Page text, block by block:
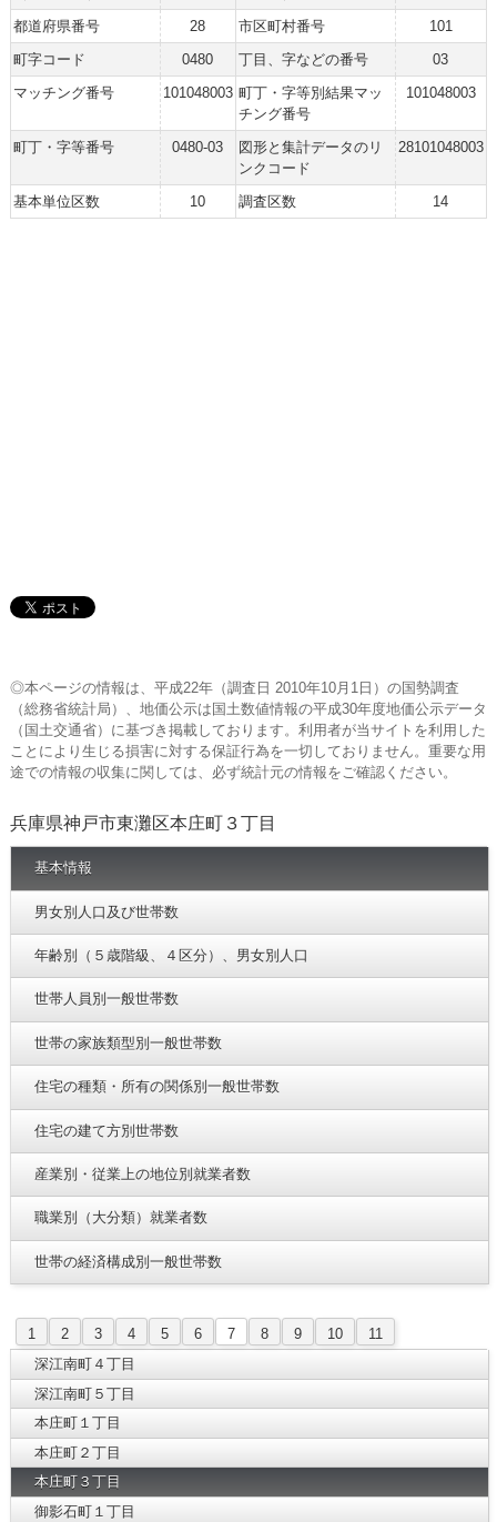
都道府県番号
28 市区町村番号
101
町字コード
0480 丁目、字などの番号
03
マッチング番号
101048003 町丁・字等別結果マッ
チング番号
101048003
町丁・字等番号 0480-03
図形と集計データのリ
ンクコード
28101048003
基本単位区数 10 調査区数 14
◎本ページの情報は、平成22年（調査日 2010年10月1日）の国勢調査
（総務省統計局）、地価公示は国土数値情報の平成30年度地価公示データ
（国土交通省）に基づき掲載しております。利用者が当サイトを利用した
ことにより生じる損害に対する保証行為を一切しておりません。重要な用
途での情報の収集に関しては、必ず統計元の情報をご確認ください。
兵庫県神戸市東灘区本庄町３丁目
基本情報
男女別人口及び世帯数
年齢別（５歳階級、４区分）、男女別人口
世帯人員別一般世帯数
世帯の家族類型別一般世帯数
住宅の種類・所有の関係別一般世帯数
住宅の建て方別世帯数
産業別・従業上の地位別就業者数
職業別（大分類）就業者数
世帯の経済構成別一般世帯数
1 2 3 4 5 6 7 8 9 10
11
深江南町４丁目
深江南町５丁目
本庄町１丁目
本庄町２丁目
本庄町３丁目
御影石町１丁目